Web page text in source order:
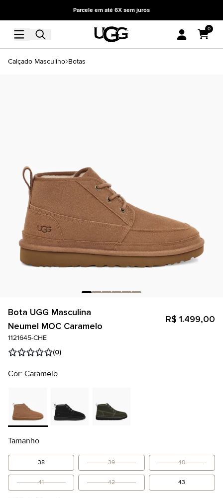
Parcele em até 6X sem juros
0
Calçado Masculino Botas
Bota UGG Masculina
Neumel MOC Caramelo
R$ 1.499,00
1121645-CHE
(0)
Cor: Caramelo
Tamanho
38 39 40
41 42 43